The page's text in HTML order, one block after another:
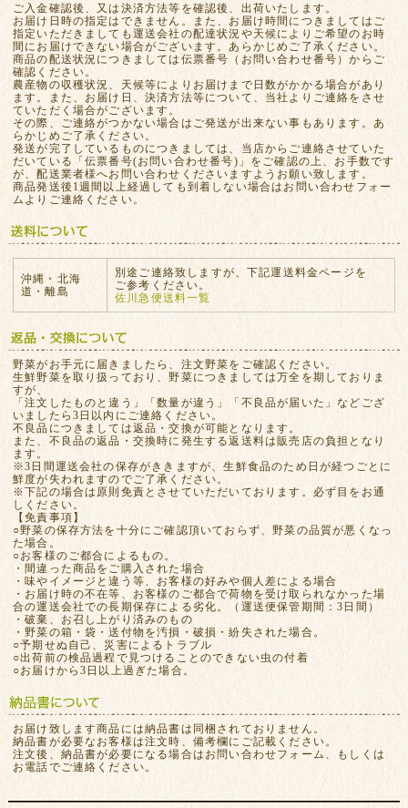
ご入金確認後、又は決済方法等を確認後、出荷いたします。
お届け日時の指定はできません。また、お届け時間につきましてはご
指定いただきましても運送会社の配達状況や天候によりご希望のお時
間にお届けできない場合がございます。あらかじめご了承ください。
商品の配送状況につきましては伝票番号（お問い合わせ番号）からご
確認ください。
農産物の収穫状況、天候等によりお届けまで日数がかかる場合があり
ます。また、お届け日、決済方法等について、当社よりご連絡をさせ
ていただく場合がございます。
その際、ご連絡がつかない場合はご発送が出来ない事もあります。あ
らかじめご了承ください。
発送が完了しているものにつきましては、当店からご連絡させていた
だいている「伝票番号(お問い合わせ番号)」をご確認の上、お手数です
が、配送業者様へお問い合わせくださいますようお願い致します。
商品発送後1週間以上経過しても到着しない場合はお問い合わせフォー
ムよりご連絡ください。
沖縄・北海
道・離島
別途ご連絡致しますが、下記運送料金ページを
ご参考ください。
佐川急便送料一覧
野菜がお手元に届きましたら、注文野菜をご確認ください。
生鮮野菜を取り扱っており、野菜につきましては万全を期しておりま
すが、
「注文したものと違う」「数量が違う」「不良品が届いた」などござ
いましたら3日以内にご連絡ください。
不良品につきましては返品・交換が可能となります。
また、不良品の返品・交換時に発生する返送料は販売店の負担となり
ます。
※3日間運送会社の保存がききますが、生鮮食品のため日が経つごとに
鮮度が失われますのでご了承ください。
※下記の場合は原則免責とさせていただいております。必ず目をお通
しください。
【免責事項】
○野菜の保存方法を十分にご確認頂いておらず、野菜の品質が悪くなっ
た場合。
○お客様のご都合によるもの。
・間違った商品をご購入された場合
・味やイメージと違う等、お客様の好みや個人差による場合
・お届け時の不在等、お客様のご都合で荷物を受け取られなかった場
合の運送会社での長期保存による劣化。（運送便保管期間：3日間）
・破棄、お召し上がり済みのもの
・野菜の箱・袋・送付物を汚損・破損・紛失された場合。
○予期せぬ自己、災害によるトラブル
○出荷前の検品過程で見つけることのできない虫の付着
○お届けから3日以上過ぎた場合。
お届け致します商品には納品書は同梱されておりません。
納品書が必要なお客様は注文時、備考欄にご記載ください。
注文後、納品書が必要になる場合はお問い合わせフォーム、もしくは
お電話でご連絡ください。